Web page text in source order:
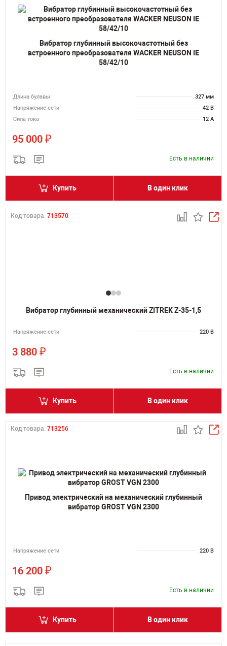
Вибратор глубинный высокочастотный без
встроенного преобразователя WACKER NEUSON IE
58/42/10
Длина булавы
327 мм
Напряжение сети
42 В
Сила тока
12 А
95 000 ₽
Есть в наличии
Купить В один клик
Код товара: 713570
Вибратор глубинный механический ZITREK Z-35-1,5
Напряжение сети 220 В
3 880 ₽
Есть в наличии
Купить В один клик
Код товара: 713256
Привод электрический на механический глубинный
вибратор GROST VGN 2300
Напряжение сети 220 В
16 200 ₽
Есть в наличии
Купить В один клик